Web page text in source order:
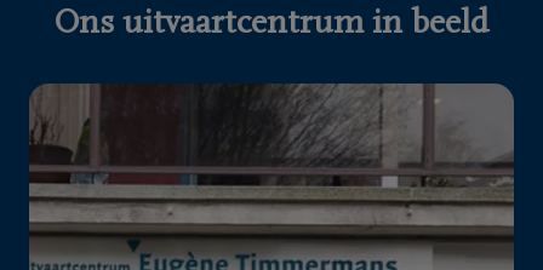
Ons uitvaartcentrum in beeld
Vorige